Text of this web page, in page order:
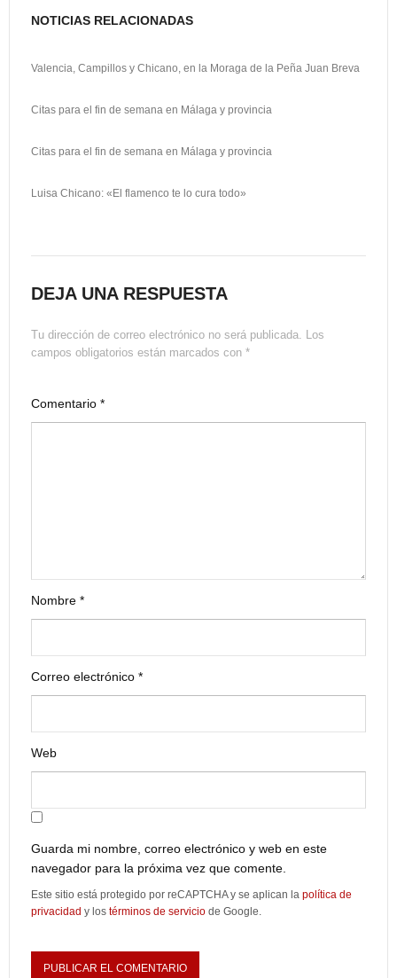
NOTICIAS RELACIONADAS
Valencia, Campillos y Chicano, en la Moraga de la Peña Juan Breva
Citas para el fin de semana en Málaga y provincia
Citas para el fin de semana en Málaga y provincia
Luisa Chicano: «El flamenco te lo cura todo»
DEJA UNA RESPUESTA
Tu dirección de correo electrónico no será publicada. Los
campos obligatorios están marcados con *
Comentario *
Nombre *
Correo electrónico *
Web
Guarda mi nombre, correo electrónico y web en este
navegador para la próxima vez que comente.
Este sitio está protegido por reCAPTCHA y se aplican la política de
privacidad y los términos de servicio de Google.